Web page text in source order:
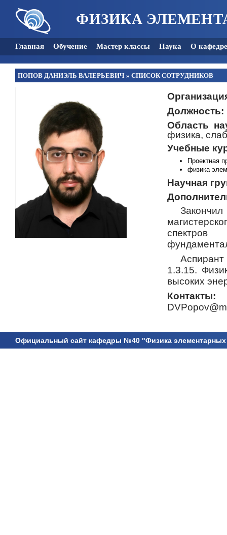
ФИЗИКА
Главная Обучение Мастер классы Наука О кафедре
ПОПОВ ДАНИЭЛЬ ВАЛЕРЬЕВИЧ » СПИСОК СОТРУДНИКОВ
Должность:
Область
физика,
Учебные
Проектная
физика
Научная
1.3.15.
высоких
Контакты:
Официальный сайт кафедры №40 "Физика